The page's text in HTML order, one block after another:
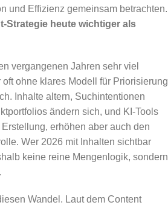
und Effizienz gemeinsam betrachten.
Strategie heute wichtiger als
vergangenen Jahren sehr viel
ohne klares Modell für Priorisierung
Inhalte altern, Suchintentionen
ändern sich, und KI-Tools
erhöhen aber auch den
Wer 2026 mit Inhalten sichtbar
keine reine Mengenlogik, sondern
Wandel. Laut dem Content